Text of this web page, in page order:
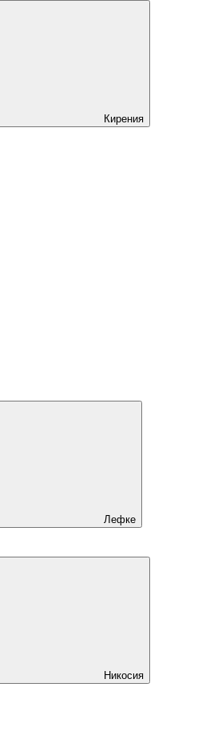
Кирения
Лефке
Никосия